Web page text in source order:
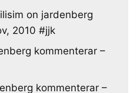
on jardenberg
2010 #jjk
kommenterar –
kommenterar –